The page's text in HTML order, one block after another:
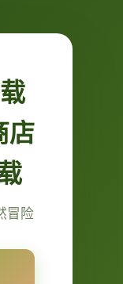
店
冒险